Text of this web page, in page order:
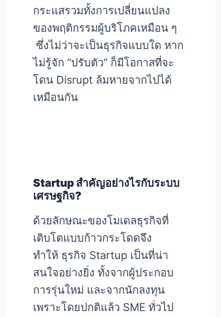
กระแสรวมทั้งการเปลี่ยนแปลง
ของพฤติกรรมผู้บริโภคเหมือน ๆ
ซึ่งไม่ว่าจะเป็นธุรกิจแบบใด หาก
ไม่รู้จัก “ปรับตัว” ก็มีโอกาสที่จะ
โดน Disrupt ล้มหายจากไปได้
เหมือนกัน
Startup สำคัญอย่างไรกับระบบ
เศรษฐกิจ?
ด้วยลักษณะของโมเดลธุรกิจที่
เติบโตแบบก้าวกระโดดจึง
ทำให้ ธุรกิจ Startup เป็นที่น่า
สนใจอย่างยิ่ง ทั้งจากผู้ประกอบ
การรุ่นใหม่ และจากนักลงทุน
เพราะโดยปกติแล้ว SME ทั่วไป